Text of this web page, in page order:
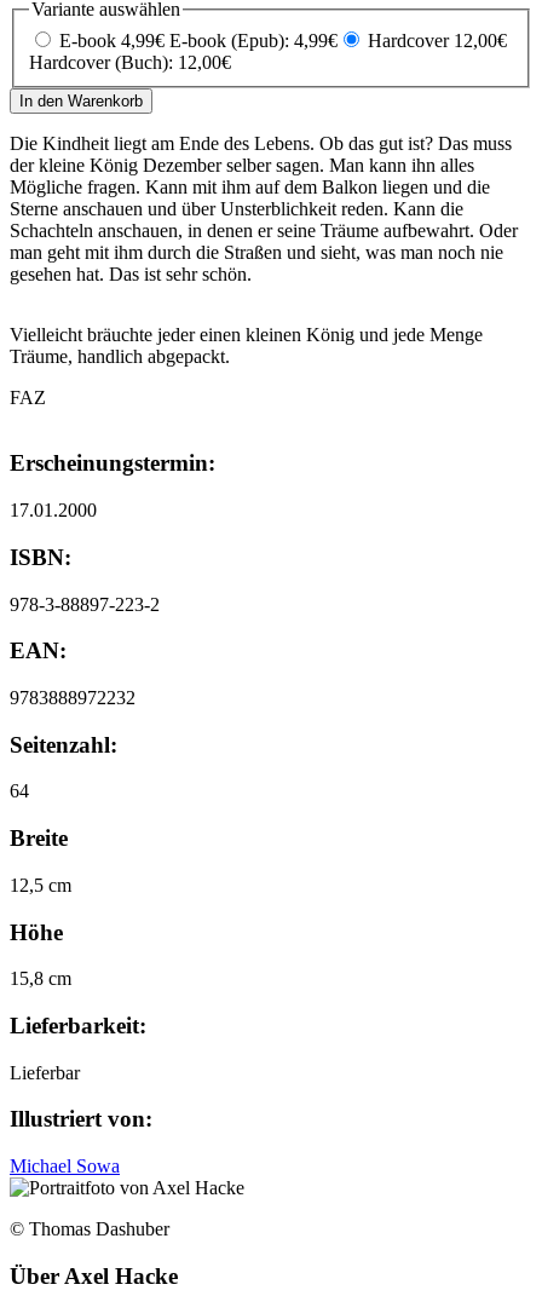
Variante auswählen
E-book 4,99€ E-book (Epub): 4,99€
Hardcover 12,00€
Hardcover (Buch): 12,00€
In den Warenkorb
Die Kindheit liegt am Ende des Lebens. Ob das gut ist? Das muss
der kleine König Dezember selber sagen. Man kann ihn alles
Mögliche fragen. Kann mit ihm auf dem Balkon liegen und die
Sterne anschauen und über Unsterblichkeit reden. Kann die
Schachteln anschauen, in denen er seine Träume aufbewahrt. Oder
man geht mit ihm durch die Straßen und sieht, was man noch nie
gesehen hat. Das ist sehr schön.
Vielleicht bräuchte jeder einen kleinen König und jede Menge
Träume, handlich abgepackt.
FAZ
Erscheinungstermin:
17.01.2000
ISBN:
978-3-88897-223-2
EAN:
9783888972232
Seitenzahl:
64
Breite
12,5 cm
Höhe
15,8 cm
Lieferbarkeit:
Lieferbar
Illustriert von:
Michael Sowa
© Thomas Dashuber
Über Axel Hacke